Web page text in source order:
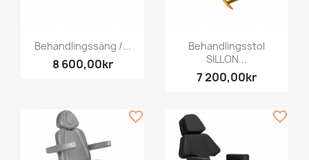
Behandlingssäng /...
8 600,00kr
Behandlingsstol
SILLON...
7 200,00kr
favorite_border favorite_border